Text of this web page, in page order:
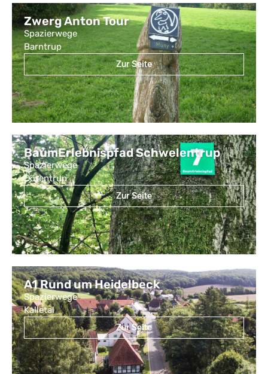
Zwerg Anton Tour
Spazierwege
Barntrup
Zur Seite
BaumErlebnispfad Schwelentrup
Spazierwege
Dörentrup
Zur Seite
A1 Rund um Heidelbeck
Spazierwege
Kalletal
Zur Seite